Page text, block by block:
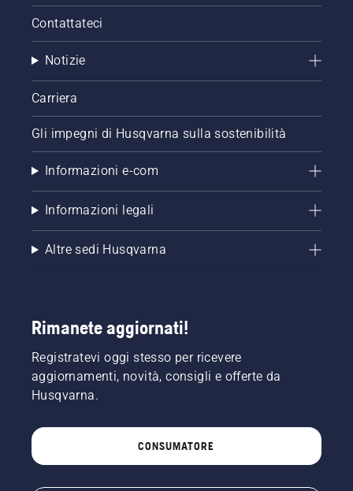
Contattateci
Notizie
Carriera
Gli impegni di Husqvarna sulla sostenibilità
Informazioni e-com
Informazioni legali
Altre sedi Husqvarna
Rimanete aggiornati!
Registratevi oggi stesso per ricevere
aggiornamenti, novità, consigli e offerte da
Husqvarna.
CONSUMATORE